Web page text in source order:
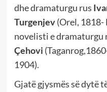
dhe dramaturgu rus
Turgenjev(Orel,
novelisti e dramaturgu
Çehovi
1904).
Gjatë gjysmës së dytë